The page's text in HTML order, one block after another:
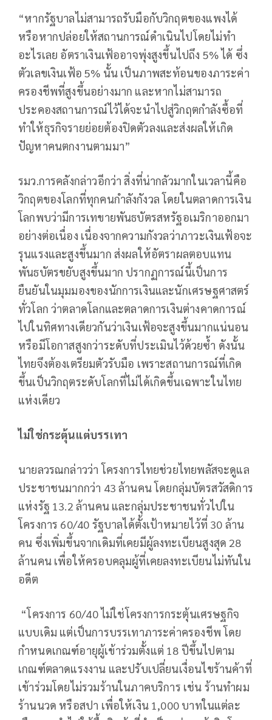
“หากรัฐบาลไม่สามารถรับมือกับวิกฤตของแพงได้
หรือหากปล่อยให้สถานการณ์ดำเนินไปโดยไม่ทำ
อะไรเลย อัตราเงินเฟ้ออาจพุ่งสูงขึ้นไปถึง 5% ได้ ซึ่ง
ตัวเลขเงินเฟ้อ 5% นั้น เป็นภาพสะท้อนของภาระค่า
ครองชีพที่สูงขึ้นอย่างมาก และหากไม่สามารถ
ประคองสถานการณ์ไว้ได้จะนำไปสู่วิกฤตกำลังซื้อที่
ทำให้ธุรกิจรายย่อยต้องปิดตัวลงและส่งผลให้เกิด
ปัญหาคนตกงานตามมา”
รมว.การคลังกล่าวอีกว่า สิ่งที่น่ากลัวมากในเวลานี้คือ
วิกฤตของโลกที่ทุกคนกำลังกังวล โดยในตลาดการเงิน
โลกพบว่ามีการเทขายพันธบัตรสหรัฐอเมริกาออกมา
อย่างต่อเนื่อง เนื่องจากความกังวลว่าภาวะเงินเฟ้อจะ
รุนแรงและสูงขึ้นมาก ส่งผลให้อัตราผลตอบแทน
พันธบัตรขยับสูงขึ้นมาก ปรากฏการณ์นี้เป็นการ
ยืนยันในมุมมองของนักการเงินและนักเศรษฐศาสตร์
ทั่วโลก ว่าตลาดโลกและตลาดการเงินต่างคาดการณ์
ไปในทิศทางเดียวกันว่าเงินเฟ้อจะสูงขึ้นมากแน่นอน
หรือมีโอกาสสูงกว่าระดับที่ประเมินไว้ด้วยซ้ำ ดังนั้น
ไทยจึงต้องเตรียมตัวรับมือ เพราะสถานการณ์ที่เกิด
ขึ้นเป็นวิกฤตระดับโลกที่ไม่ได้เกิดขึ้นเฉพาะในไทย
แห่งเดียว
ไม่ใช่กระตุ้นแต่บรรเทา
นายลวรณกล่าวว่า โครงการไทยช่วยไทยพลัสจะดูแล
ประชาชนมากกว่า 43 ล้านคน โดยกลุ่มบัตรสวัสดิการ
แห่งรัฐ 13.2 ล้านคน และกลุ่มประชาชนทั่วไปใน
โครงการ 60/40 รัฐบาลได้ตั้งเป้าหมายไว้ที่ 30 ล้าน
คน ซึ่งเพิ่มขึ้นจากเดิมที่เคยมีผู้ลงทะเบียนสูงสุด 28
ล้านคน เพื่อให้ครอบคลุมผู้ที่เคยลงทะเบียนไม่ทันใน
อดีต
“โครงการ 60/40 ไม่ใช่โครงการกระตุ้นเศรษฐกิจ
แบบเดิม แต่เป็นการบรรเทาภาระค่าครองชีพ โดย
กำหนดเกณฑ์อายุผู้เข้าร่วมตั้งแต่ 18 ปีขึ้นไปตาม
เกณฑ์ตลาดแรงงาน และปรับเปลี่ยนเงื่อนไขร้านค้าที่
เข้าร่วมโดยไม่รวมร้านในภาคบริการ เช่น ร้านทำผม
ร้านนวด หรือสปา เพื่อให้เงิน 1,000 บาทในแต่ละ